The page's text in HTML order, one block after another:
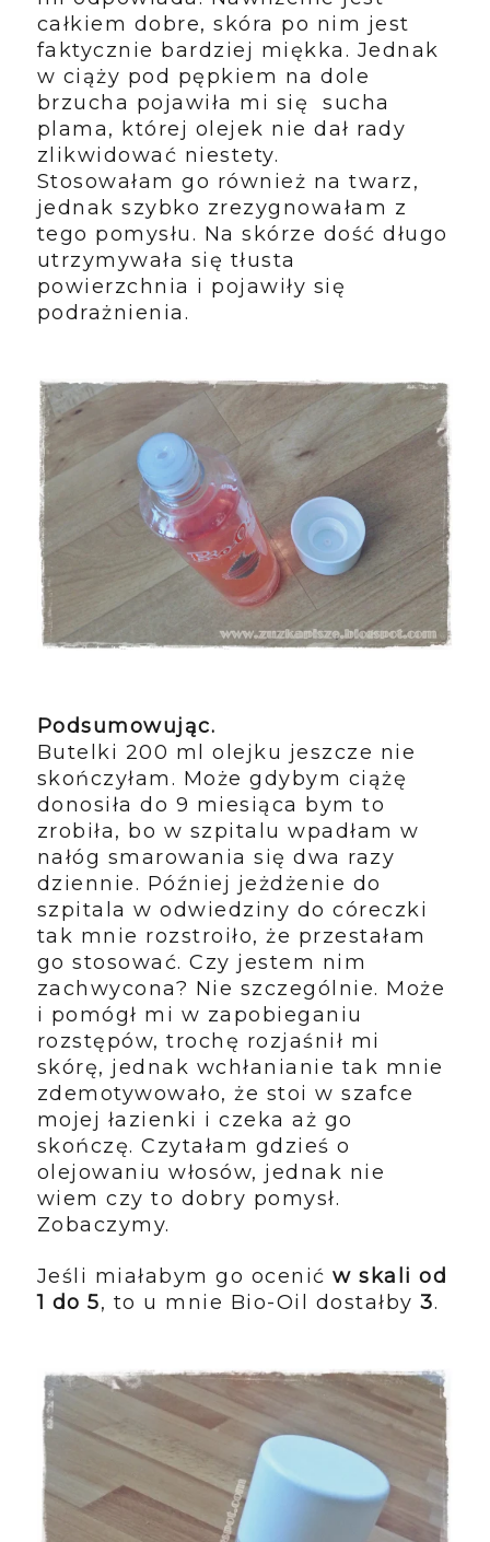
całkiem dobre, skóra po nim jest
faktycznie bardziej miękka. Jednak
w ciąży pod pępkiem na dole
brzucha pojawiła mi się sucha
plama, której olejek nie dał rady
zlikwidować niestety.
Stosowałam go również na twarz,
jednak szybko zrezygnowałam z
tego pomysłu. Na skórze dość długo
utrzymywała się tłusta
powierzchnia i pojawiły się
podrażnienia.
Podsumowując.
Butelki 200 ml olejku jeszcze nie
skończyłam. Może gdybym ciążę
donosiła do 9 miesiąca bym to
zrobiła, bo w szpitalu wpadłam w
nałóg smarowania się dwa razy
dziennie. Później jeżdżenie do
szpitala w odwiedziny do córeczki
tak mnie rozstroiło, że przestałam
go stosować. Czy jestem nim
zachwycona? Nie szczególnie. Może
i pomógł mi w zapobieganiu
rozstępów, trochę rozjaśnił mi
skórę, jednak wchłanianie tak mnie
zdemotywowało, że stoi w szafce
mojej łazienki i czeka aż go
skończę. Czytałam gdzieś o
olejowaniu włosów, jednak nie
wiem czy to dobry pomysł.
Zobaczymy.
Jeśli miałabym go ocenićw skali od
1 do 5, to u mnie Bio-Oil dostałby3.